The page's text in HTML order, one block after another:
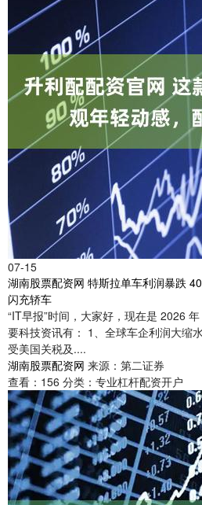
07-15
湖南股票配资网 特斯拉单车利润暴跌
闪充轿车
“IT早报”时间，大家好，现在是 2026
要科技资讯有： 1、全球车企利润大缩
受美国关税及....
湖南股票配资网 来源：第二证券
查看： 156 分类： 专业杠杆配资开户